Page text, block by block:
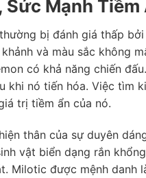
Sức Mạnh
bị đánh giá thấp
và màu sắc không
có khả năng chiến
khi nó tiến hóa. Việc tìm
trị tiềm ẩn của nó.
thân của sự duyên
vật biển dạng rắn
Milotic được mệnh danh